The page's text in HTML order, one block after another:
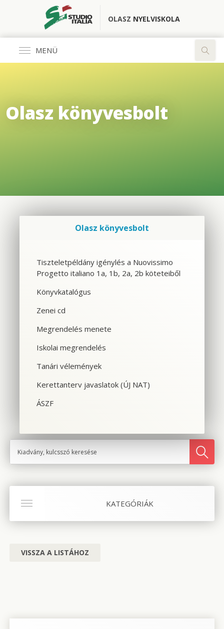
OLASZ NYELVISKOLA
MENÜ
CSOPORTOS NYELVTANFOLYAM
SPANYOL TANFOLYAM OLASZOSOKNAK
CILS NYELVVIZSGA
SZINTFELMÉRÉS
Olasz könyvesbolt
KATEGÓRIÁK
VISSZA A LISTÁHOZ
Olasz könyvesbolt
Tiszteletpéldány igénylés a Nuovissimo
Progetto italiano 1a, 1b, 2a, 2b köteteiből
Könyvkatalógus
Zenei cd
Megrendelés menete
Iskolai megrendelés
Tanári vélemények
Kerettanterv javaslatok (ÚJ NAT)
ÁSZF